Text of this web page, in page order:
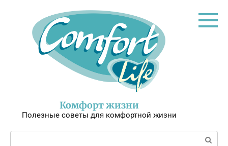
Комфорт жизни
Полезные советы для комфортной жизни
Поиск: